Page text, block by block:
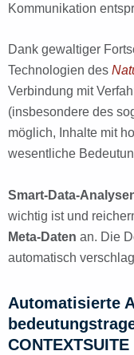
Kommunikation
Dank gewaltiger
Technologien des
Verbindung mit
(insbesondere des
möglich, Inhalte mit
wesentliche
Smart-Data-
wichtig ist und
Meta-Daten an. Die
automatisch
Automatisierte
CONTEXTSUITE